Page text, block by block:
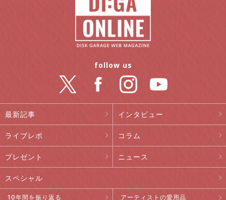
最新記事 インタビュー
ライブレポ コラム
プレゼント ニュース
スペシャル
10年間を振り返る アーティストの愛用品
follow us